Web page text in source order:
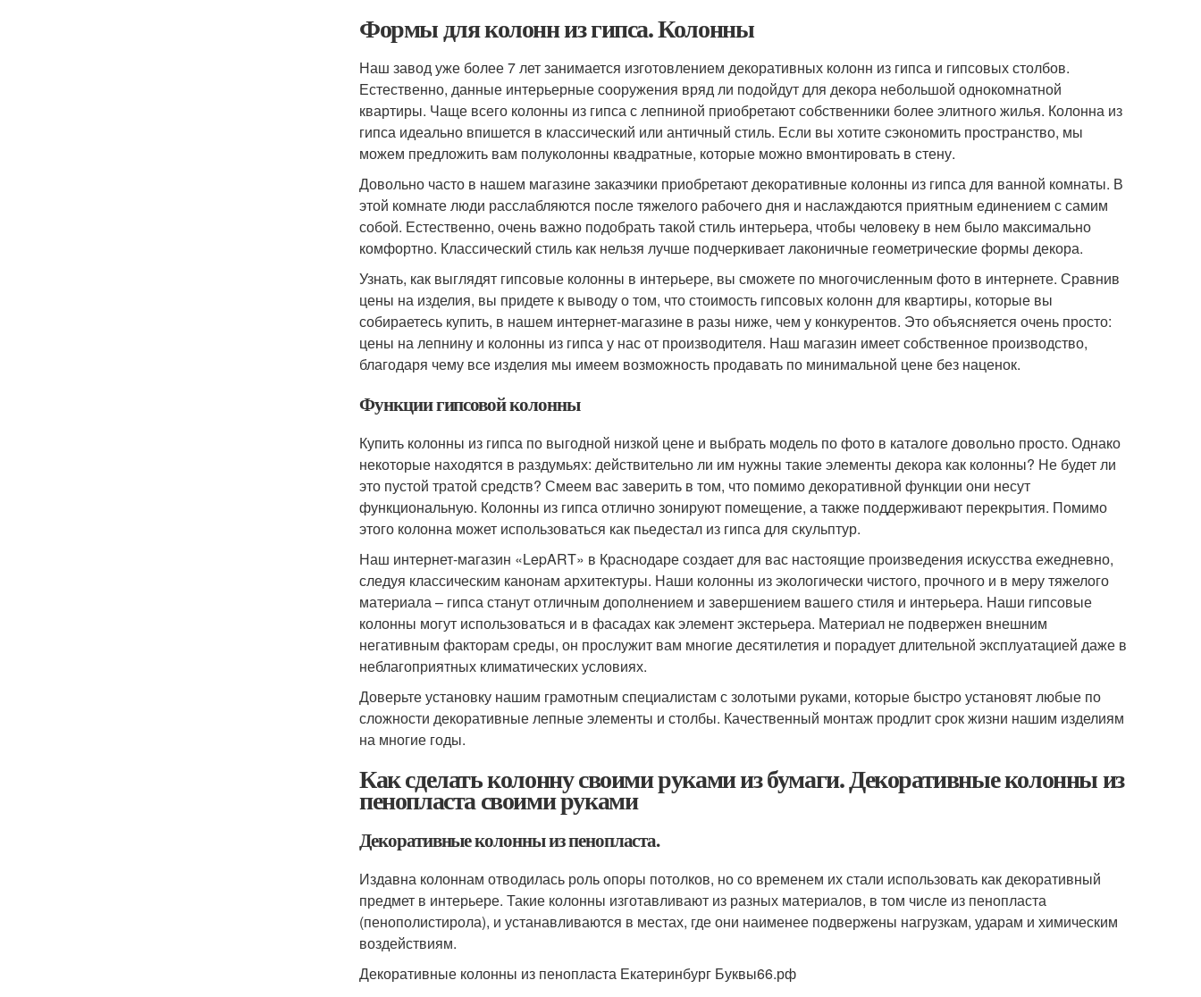
Формы для колонн из гипса. Колонны
Наш завод уже более 7 лет занимается изготовлением декоративных колонн из гипса и гипсовых столбов.
Естественно, данные интерьерные сооружения вряд ли подойдут для декора небольшой однокомнатной
квартиры. Чаще всего колонны из гипса с лепниной приобретают собственники более элитного жилья. Колонна из
гипса идеально впишется в классический или античный стиль. Если вы хотите сэкономить пространство, мы
можем предложить вам полуколонны квадратные, которые можно вмонтировать в стену.
Довольно часто в нашем магазине заказчики приобретают декоративные колонны из гипса для ванной комнаты. В
этой комнате люди расслабляются после тяжелого рабочего дня и наслаждаются приятным единением с самим
собой. Естественно, очень важно подобрать такой стиль интерьера, чтобы человеку в нем было максимально
комфортно. Классический стиль как нельзя лучше подчеркивает лаконичные геометрические формы декора.
Узнать, как выглядят гипсовые колонны в интерьере, вы сможете по многочисленным фото в интернете. Сравнив
цены на изделия, вы придете к выводу о том, что стоимость гипсовых колонн для квартиры, которые вы
собираетесь купить, в нашем интернет-магазине в разы ниже, чем у конкурентов. Это объясняется очень просто:
цены на лепнину и колонны из гипса у нас от производителя. Наш магазин имеет собственное производство,
благодаря чему все изделия мы имеем возможность продавать по минимальной цене без наценок.
Функции гипсовой колонны
Купить колонны из гипса по выгодной низкой цене и выбрать модель по фото в каталоге довольно просто. Однако
некоторые находятся в раздумьях: действительно ли им нужны такие элементы декора как колонны? Не будет ли
это пустой тратой средств? Смеем вас заверить в том, что помимо декоративной функции они несут
функциональную. Колонны из гипса отлично зонируют помещение, а также поддерживают перекрытия. Помимо
этого колонна может использоваться как пьедестал из гипса для скульптур.
Наш интернет-магазин «LepART» в Краснодаре создает для вас настоящие произведения искусства ежедневно,
следуя классическим канонам архитектуры. Наши колонны из экологически чистого, прочного и в меру тяжелого
материала – гипса станут отличным дополнением и завершением вашего стиля и интерьера. Наши гипсовые
колонны могут использоваться и в фасадах как элемент экстерьера. Материал не подвержен внешним
негативным факторам среды, он прослужит вам многие десятилетия и порадует длительной эксплуатацией даже в
неблагоприятных климатических условиях.
Доверьте установку нашим грамотным специалистам с золотыми руками, которые быстро установят любые по
сложности декоративные лепные элементы и столбы. Качественный монтаж продлит срок жизни нашим изделиям
на многие годы.
Как сделать колонну своими руками из бумаги. Декоративные колонны из
пенопласта своими руками
Декоративные колонны из пенопласта.
Издавна колоннам отводилась роль опоры потолков, но со временем их стали использовать как декоративный
предмет в интерьере. Такие колонны изготавливают из разных материалов, в том числе из пенопласта
(пенополистирола), и устанавливаются в местах, где они наименее подвержены нагрузкам, ударам и химическим
воздействиям.
Декоративные колонны из пенопласта Екатеринбург Буквы66.рф